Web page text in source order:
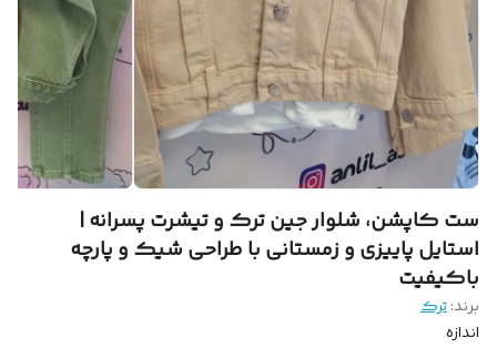
ست کاپشن، شلوار جین ترک و تیشرت پسرانه |
استایل پاییزی و زمستانی با طراحی شیک و پارچه
باکیفیت
برند:ترک
اندازه